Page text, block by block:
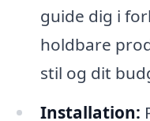
guide dig i
holdbare
stil og dit
Installation: